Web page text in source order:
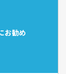
お勧め